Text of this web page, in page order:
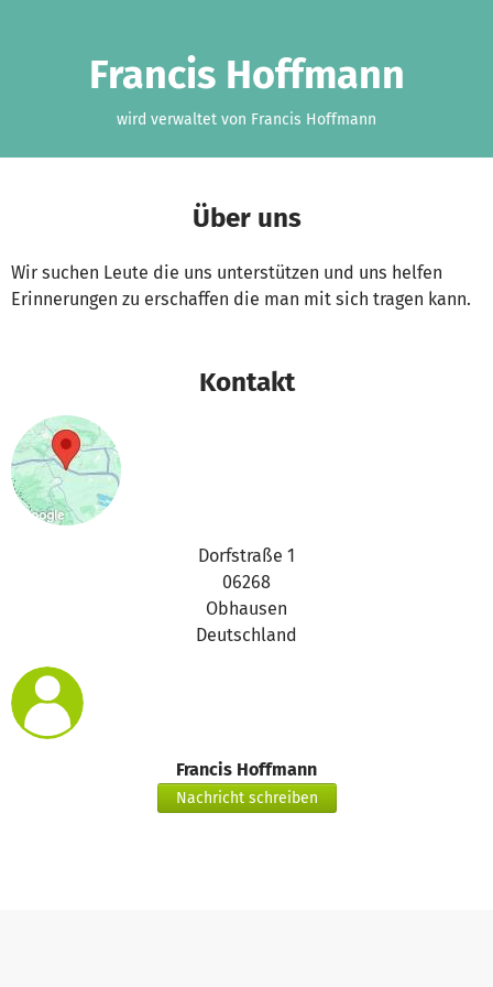
Francis Hoffmann
wird verwaltet von Francis Hoffmann
Über uns
Wir suchen Leute die uns unterstützen und uns helfen
Erinnerungen zu erschaffen die man mit sich tragen kann.
Kontakt
Dorfstraße 1
06268
Obhausen
Deutschland
Francis Hoffmann
Nachricht schreiben